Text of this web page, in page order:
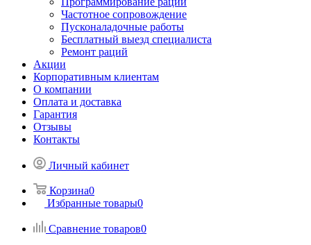
Частотное сопровождение
Пусконаладочные работы
Бесплатный выезд специалиста
Ремонт раций
Акции
Корпоративным клиентам
О компании
Оплата и доставка
Гарантия
Отзывы
Контакты
Личный кабинет
Корзина0
Избранные товары0
Сравнение товаров0